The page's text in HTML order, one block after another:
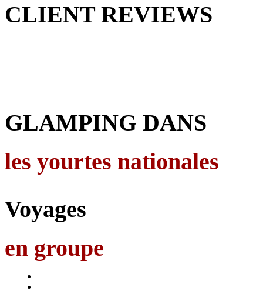
CLIENT REVIEWS
GLAMPING DANS
les yourtes nationales
Voyages
en groupe